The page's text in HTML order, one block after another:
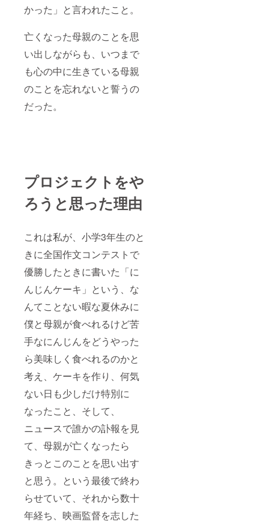
かった」と言われたこと。
亡くなった母親のことを思
い出しながらも、いつまで
も心の中に生きている母親
のことを忘れないと誓うの
だった。
プロジェクトをや
ろうと思った理由
これは私が、小学3年生のと
きに全国作文コンテストで
優勝したときに書いた「に
んじんケーキ」という、な
んてことない暇な夏休みに
僕と母親が食べれるけど苦
手なにんじんをどうやった
ら美味しく食べれるのかと
考え、ケーキを作り、何気
ない日も少しだけ特別に
なったこと、そして、
ニュースで誰かの訃報を見
て、母親が亡くなったら
きっとこのことを思い出す
と思う。という最後で終わ
らせていて、それから数十
年経ち、映画監督を志した